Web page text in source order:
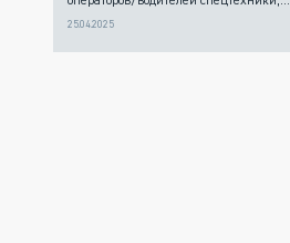
25.04.2025